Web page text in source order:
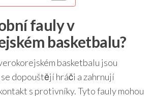
fauly v
basketbalu?
basketbalu jsou
dopouštějí hráči a zahrnují
s protivníky. Tyto fauly mohou